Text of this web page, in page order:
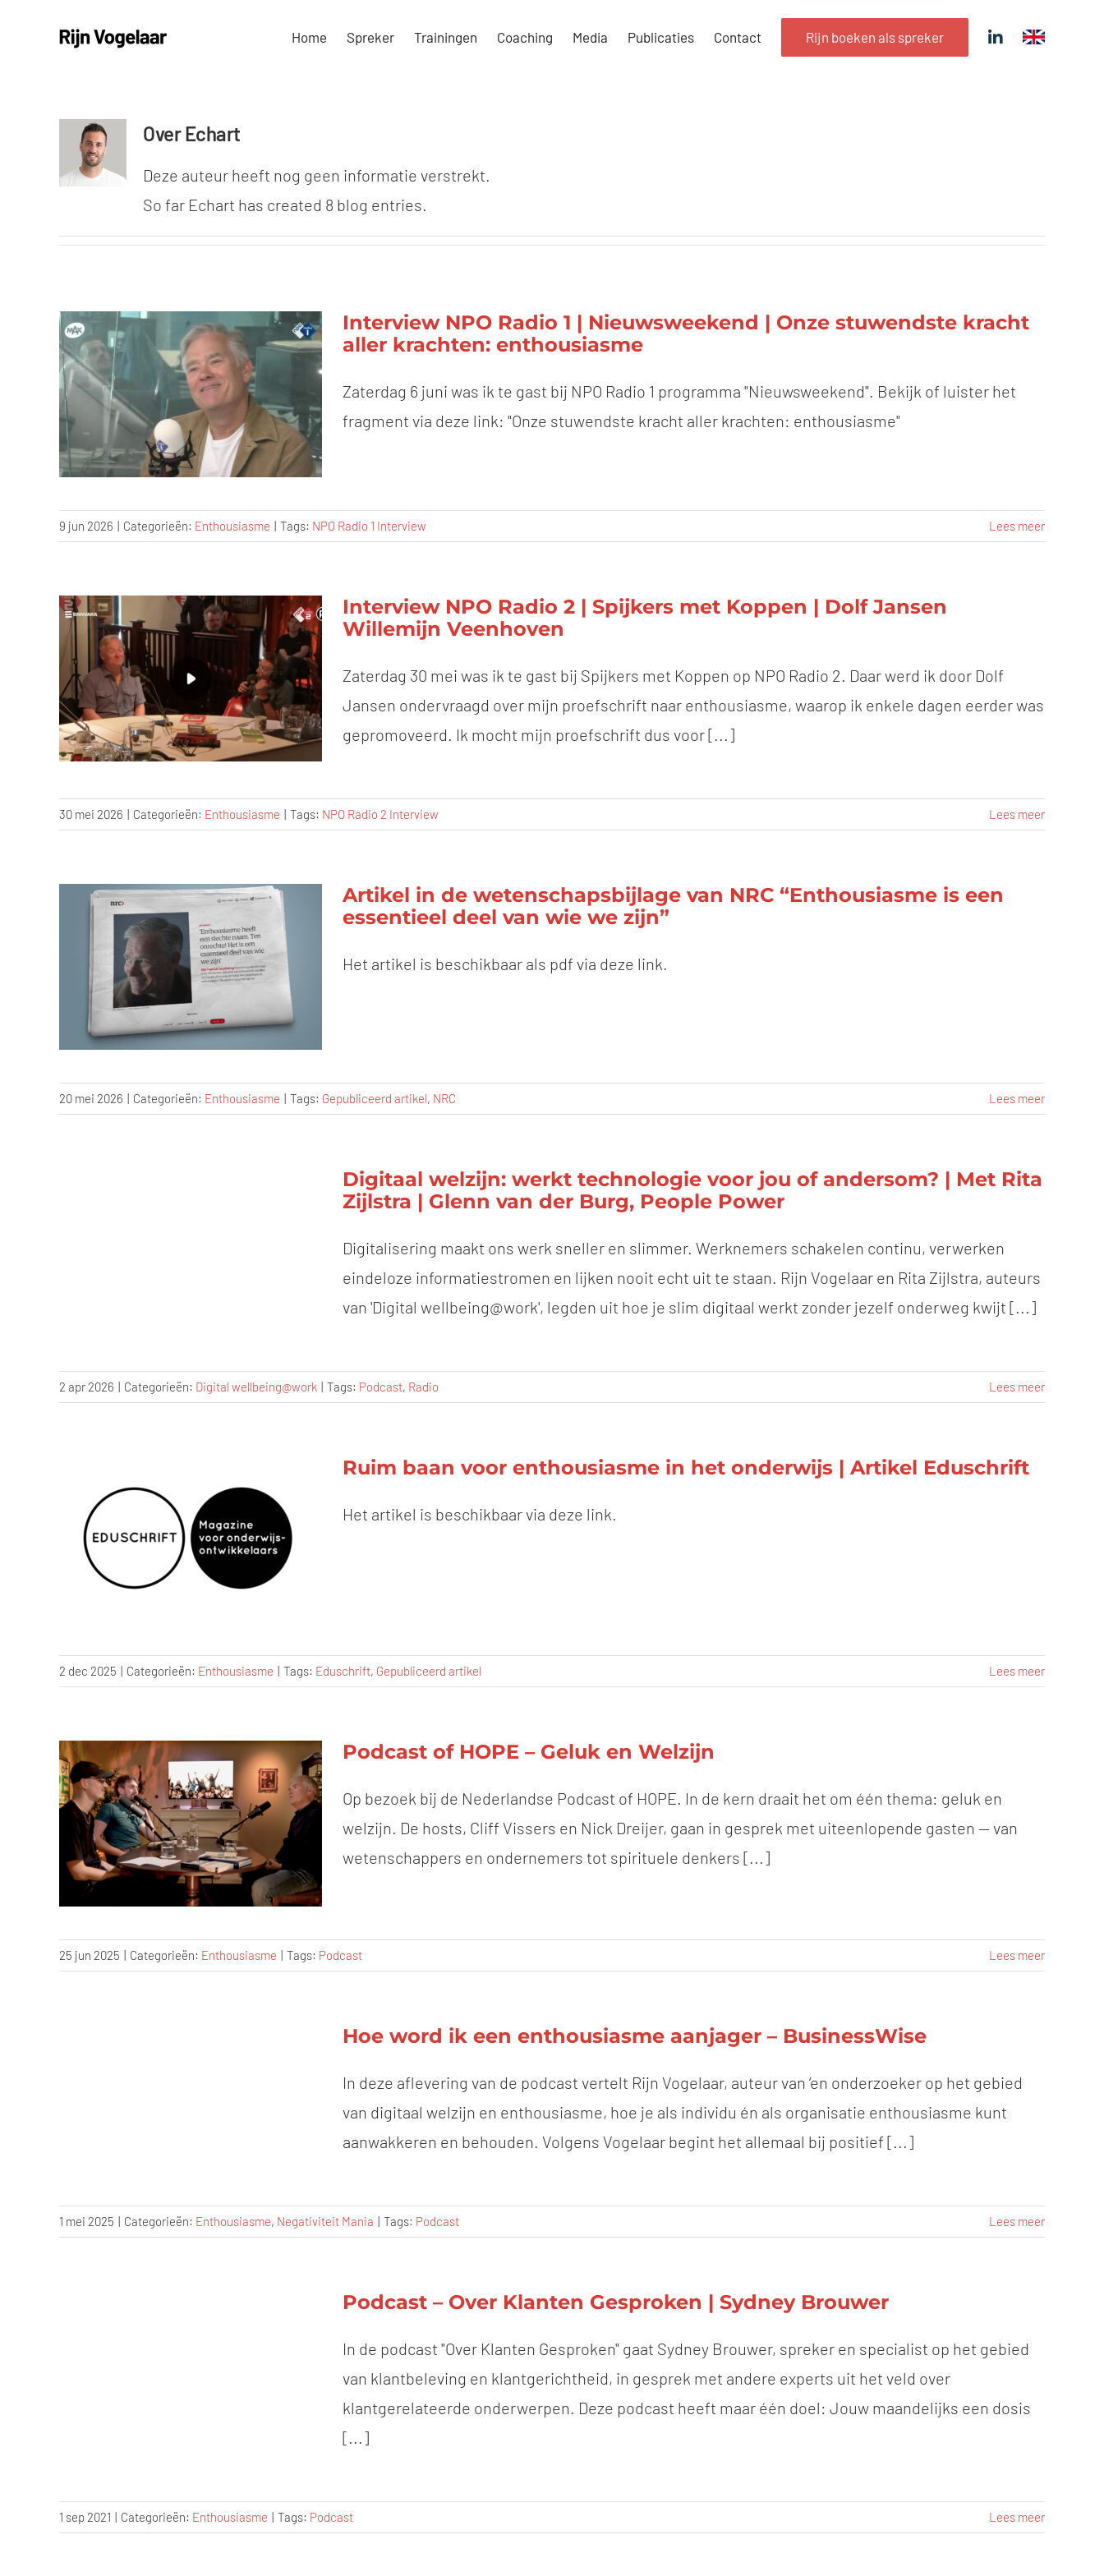
Home Spreker Trainingen Coaching Media Publicaties Contact Rijn boeken als spreker
OverEchart
Deze auteur heeft nog geen informatie verstrekt.
So far Echart has created 8 blog entries.
Interview NPO Radio 1 | Nieuwsweekend | Onze stuwendste kracht
aller krachten: enthousiasme
Zaterdag 6 juni was ik te gast bij NPO Radio 1 programma "Nieuwsweekend". Bekijk of luister het
fragment via deze link: "Onze stuwendste kracht aller krachten: enthousiasme"
9 jun 2026 Categorieën: Enthousiasme Tags: NPO Radio 1 Interview Lees meer
Interview NPO Radio 2 | Spijkers met Koppen | Dolf Jansen
Willemijn Veenhoven
Zaterdag 30 mei was ik te gast bij Spijkers met Koppen op NPO Radio 2. Daar werd ik door Dolf
Jansen ondervraagd over mijn proefschrift naar enthousiasme, waarop ik enkele dagen eerder was
gepromoveerd. Ik mocht mijn proefschrift dus voor [...]
30 mei 2026 Categorieën: Enthousiasme Tags: NPO Radio 2 Interview Lees meer
Artikel in de wetenschapsbijlage van NRC “Enthousiasme is een
essentieel deel van wie we zijn”
Het artikel is beschikbaar als pdf via deze link.
20 mei 2026 Categorieën: Enthousiasme Tags: Gepubliceerd artikel, NRC Lees meer
Digitaal welzijn: werkt technologie voor jou of andersom? | Met Rita
Zijlstra | Glenn van der Burg, People Power
Digitalisering maakt ons werk sneller en slimmer. Werknemers schakelen continu, verwerken
eindeloze informatiestromen en lijken nooit echt uit te staan. Rijn Vogelaar en Rita Zijlstra, auteurs
van 'Digital wellbeing@work', legden uit hoe je slim digitaal werkt zonder jezelf onderweg kwijt [...]
2 apr 2026 Categorieën: Digital wellbeing@work Tags: Podcast, Radio Lees meer
Ruim baan voor enthousiasme in het onderwijs | Artikel Eduschrift
Het artikel is beschikbaar via deze link.
2 dec 2025 Categorieën: Enthousiasme Tags: Eduschrift, Gepubliceerd artikel Lees meer
Podcast of HOPE – Geluk en Welzijn
Op bezoek bij de Nederlandse Podcast of HOPE. In de kern draait het om één thema: geluk en
welzijn. De hosts, Cliff Vissers en Nick Dreijer, gaan in gesprek met uiteenlopende gasten — van
wetenschappers en ondernemers tot spirituele denkers [...]
25 jun 2025 Categorieën: Enthousiasme Tags: Podcast Lees meer
Hoe word ik een enthousiasme aanjager – BusinessWise
In deze aflevering van de podcast vertelt Rijn Vogelaar, auteur van ‘en onderzoeker op het gebied
van digitaal welzijn en enthousiasme, hoe je als individu én als organisatie enthousiasme kunt
aanwakkeren en behouden. Volgens Vogelaar begint het allemaal bij positief [...]
1 mei 2025 Categorieën: Enthousiasme, Negativiteit Mania Tags: Podcast Lees meer
Podcast – Over Klanten Gesproken | Sydney Brouwer
In de podcast "Over Klanten Gesproken" gaat Sydney Brouwer, spreker en specialist op het gebied
van klantbeleving en klantgerichtheid, in gesprek met andere experts uit het veld over
klantgerelateerde onderwerpen. Deze podcast heeft maar één doel: Jouw maandelijks een dosis
[...]
1 sep 2021 Categorieën: Enthousiasme Tags: Podcast Lees meer